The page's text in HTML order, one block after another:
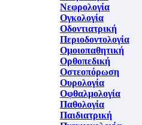
Νεφρολογία
Ογκολογία
Οδοντιατρική
Περιοδοντολογία
Ομοιοπαθητική
Ορθοπεδική
Οστεοπόρωση
Ουρολογία
Οφθαλμολογία
Παθολογία
Παιδιατρική